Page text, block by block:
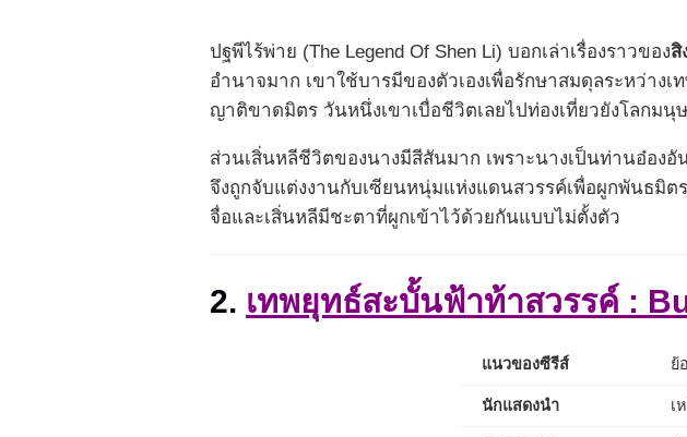
ปฐพีไร้พ่าย (The Legend Of Shen Li) บอกเล่าเรื่องราวของสิ
อำนาจมาก เขาใช้บารมีของตัวเองเพื่อรักษาสมดุลระหว่าง
ญาติขาดมิตร วันหนึ่งเขาเบื่อชีวิตเลยไปท่องเที่ยวยังโลกมนุ
ส่วนเสิ่นหลีชีวิตของนางมีสีสันมาก เพราะนางเป็นท่านอ๋อง
จึงถูกจับแต่งงานกับเซียนหนุ่มแห่งแดนสวรรค์เพื่อผูกพันธมิต
จื่อและเสิ่นหลีมีชะตาที่ผูกเข้าไว้ด้วยกันแบบไม่ตั้งตัว
2. เทพยุทธ์สะบั้นฟ้าท้าสวรรค์ :
แนวของซีรีส์ ย้
นักแสดงนำ เ